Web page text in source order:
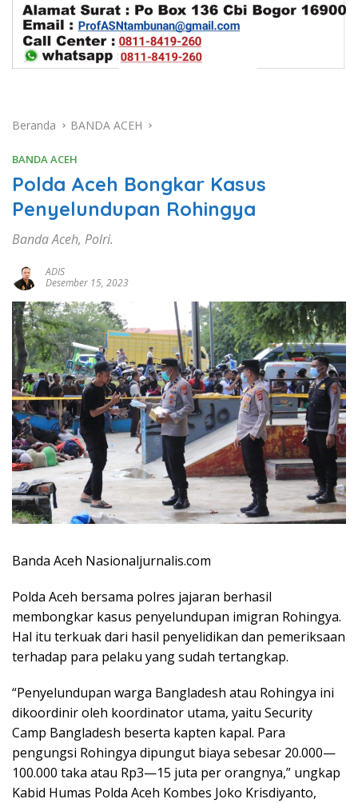
Beranda BANDA ACEH
BANDA ACEH
Polda Aceh Bongkar Kasus
Penyelundupan Rohingya
Banda Aceh, Polri.
ADIS
Desember 15, 2023
Banda Aceh Nasionaljurnalis.com
Polda Aceh bersama polres jajaran berhasil
membongkar kasus penyelundupan imigran Rohingya.
Hal itu terkuak dari hasil penyelidikan dan pemeriksaan
terhadap para pelaku yang sudah tertangkap.
“Penyelundupan warga Bangladesh atau Rohingya ini
dikoordinir oleh koordinator utama, yaitu Security
Camp Bangladesh beserta kapten kapal. Para
pengungsi Rohingya dipungut biaya sebesar 20.000—
100.000 taka atau Rp3—15 juta per orangnya,” ungkap
Kabid Humas Polda Aceh Kombes Joko Krisdiyanto,